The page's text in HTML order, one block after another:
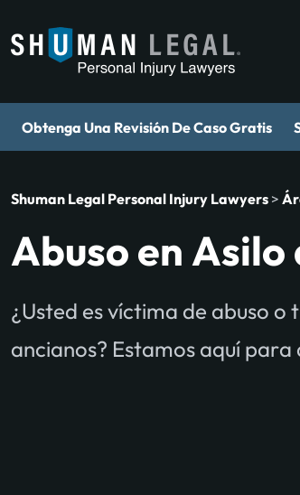
Obtenga Una Revisión De Caso Gratis
Shuman Legal Personal Injury Lawyers >
Abuso en
¿Usted es víctima de abuso o
ancianos? Estamos aquí